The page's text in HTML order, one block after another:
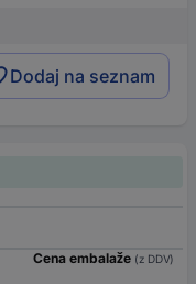
Dodaj na seznam
Cena embalaže (z DDV)